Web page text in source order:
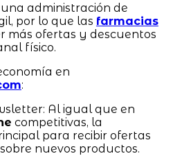
administración de
por lo que las farmacias
más ofertas y descuentos
físico.
en
:
Al igual que en
competitivas, la
para recibir ofertas
nuevos productos.